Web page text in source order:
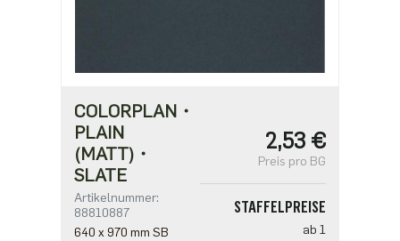
COLORPLAN・
PLAIN
(MATT)・
SLATE
Artikelnummer:
88810887
640 x 970 mm SB
2,53 €
Preis pro BG
STAFFELPREISE
ab 1